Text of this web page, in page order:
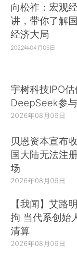
向松祚：宏观
讲，带你了解
经济大局
2022年04月06日
宇树科技IPO
DeepSeek参
2026年08月06日
贝恩资本宣布
国大陆无法注
场
2026年08月06日
【我闻】艾路
拘 当代系创始
清算
2026年08月06日